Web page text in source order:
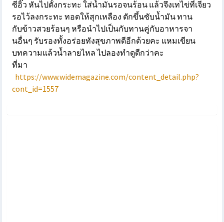
ซีอิ๊ว หันไปตั้งกระทะ ใส่น้ำมันรอจนร้อน แล้วจึงเทไข่ที่เจียว
รอไว้ลงกระทะ ทอดให้สุกเหลือง ตักขึ้นซับน้ำมัน ทาน
กับข้าวสวยร้อนๆ หรือนำไปเป็นกับทานคู่กับอาหารจา
นอื่นๆ รับรองทั้งอร่อยทังสุขภาพดีอีกด้วยคะ แหมเขียน
บทความแล้วน้ำลายไหล ไปลองทำดูดีกว่าคะ
ที่มา
https://www.widemagazine.com/content_detail.php?
cont_id=1557